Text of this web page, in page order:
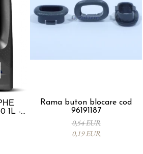
1L -
Rama buton blocare cod
96191187
0,54 EUR
0,19 EUR